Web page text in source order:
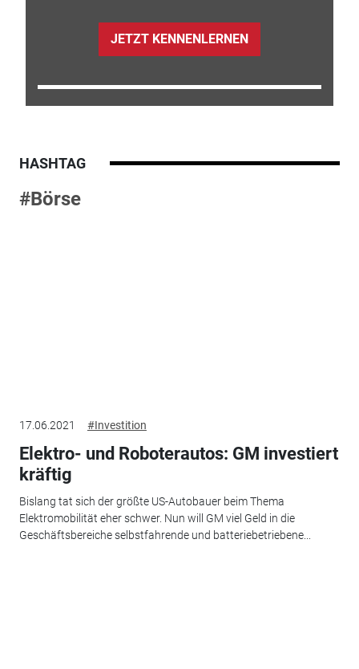
JETZT KENNENLERNEN
HASHTAG
#Börse
17.06.2021 #Investition
Elektro- und Roboterautos: GM investiert
kräftig
Bislang tat sich der größte US-Autobauer beim Thema
Elektromobilität eher schwer. Nun will GM viel Geld in die
Geschäftsbereiche selbstfahrende und batteriebetriebene...